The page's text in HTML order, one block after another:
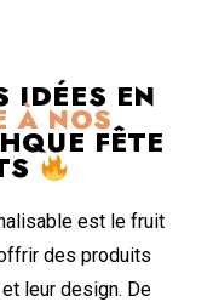
IDÉES EN
À NOS
FÊTE
est le fruit
des produits
leur design. De